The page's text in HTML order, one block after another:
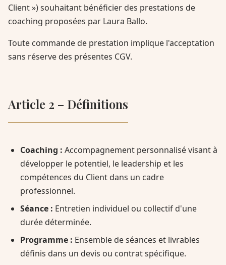
Client ») souhaitant bénéficier des prestations de
coaching proposées par Laura Ballo.
Toute commande de prestation implique l'acceptation
sans réserve des présentes CGV.
Article 2 – Définitions
Coaching : Accompagnement personnalisé visant à
développer le potentiel, le leadership et les
compétences du Client dans un cadre
professionnel.
Séance : Entretien individuel ou collectif d'une
durée déterminée.
Programme : Ensemble de séances et livrables
définis dans un devis ou contrat spécifique.